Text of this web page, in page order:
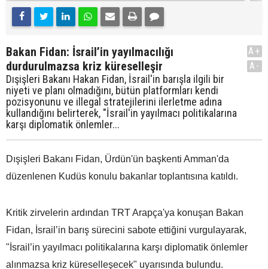
Bakan Fidan: İsrail’in yayılmacılığı
durdurulmazsa kriz küreselleşir
Dışişleri Bakanı Hakan Fidan, İsrail'in barışla ilgili bir
niyeti ve planı olmadığını, bütün platformları kendi
pozisyonunu ve illegal stratejilerini ilerletme adına
kullandığını belirterek, "İsrail'in yayılmacı politikalarına
karşı diplomatik önlemler...
A+
A-
Dışişleri Bakanı Fidan, Ürdün'ün başkenti Amman'da
düzenlenen Kudüs konulu bakanlar toplantısına katıldı.
Kritik zirvelerin ardından TRT Arapça'ya konuşan Bakan
Fidan, İsrail’in barış sürecini sabote ettiğini vurgulayarak,
"İsrail’in yayılmacı politikalarına karşı diplomatik önlemler
alınmazsa kriz küreselleşecek" uyarısında bulundu.